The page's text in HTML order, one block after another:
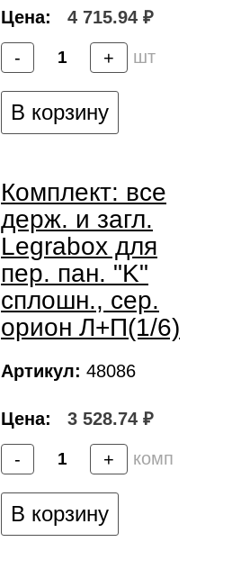
Цена: 4 715.94 ₽
- + шт
В корзину
Комплект: все
держ. и загл.
Legrabox для
пер. пан. "K"
сплошн., сер.
орион Л+П(1/6)
Артикул: 48086
Цена: 3 528.74 ₽
- + комп
В корзину